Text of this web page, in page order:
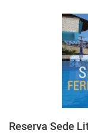
Reserva Sede